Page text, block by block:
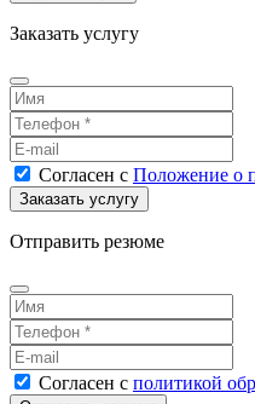
Заказать услугу
Согласен с Положение о
Отправить резюме
Согласен с политикой